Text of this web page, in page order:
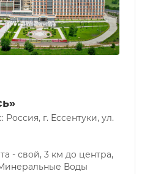
г. Ессентуки, ул.
- свой, 3 км до центра,
Воды